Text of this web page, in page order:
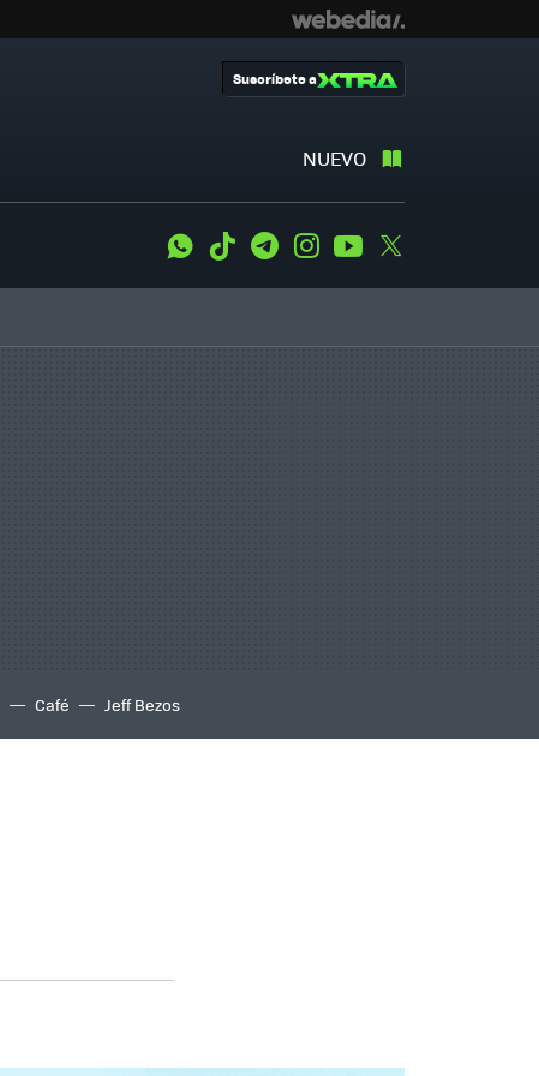
NUEVO
Suscríbete a
WhatsApp
Tiktok TelegramInstagramYoutube
Café Jeff Bezos